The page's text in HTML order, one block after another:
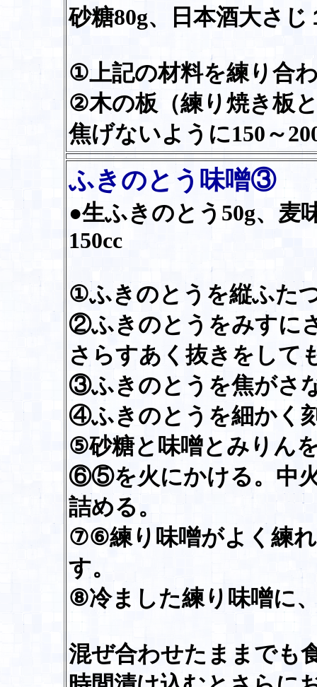
砂糖80g、日本酒大さじ
①上記の材料を練り合
②木の板（練り焼き板
焦げないように150～
ふきのとう味噌③
●生ふきのとう50g、麦
150cc
①ふきのとうを縦ふた
②ふきのとうをみすに
さらすあく抜きをして
③ふきのとうを焦がさ
④ふきのとうを細かく
⑤砂糖と味噌とみりん
⑥⑤を火にかける。中
詰める。
⑦⑥練り味噌がよく練
す。
⑧冷ました練り味噌に
混ぜ合わせたままでも